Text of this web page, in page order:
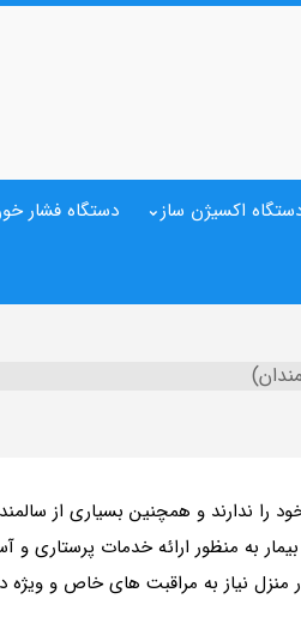
اکسیژن ساز دستگاه فشار
خود را ندارند و همچنین بسیاری
به منظور ارائه خدمات پرستاری و
منزل نیاز به مراقبت های خاص و ویژه